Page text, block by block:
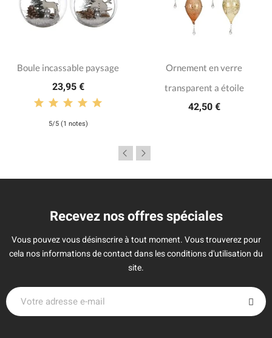
Boule incassable paysage
23,95 €
5/5 (1 notes)
Ornement en verre
transparent a étoile
42,50 €
Recevez nos offres spéciales
Vous pouvez vous désinscrire à tout moment. Vous trouverez pour
cela nos informations de contact dans les conditions d'utilisation du
site.